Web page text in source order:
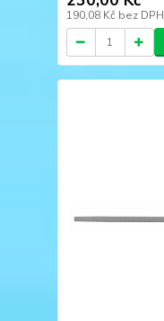
190,08 Kč bez DPH